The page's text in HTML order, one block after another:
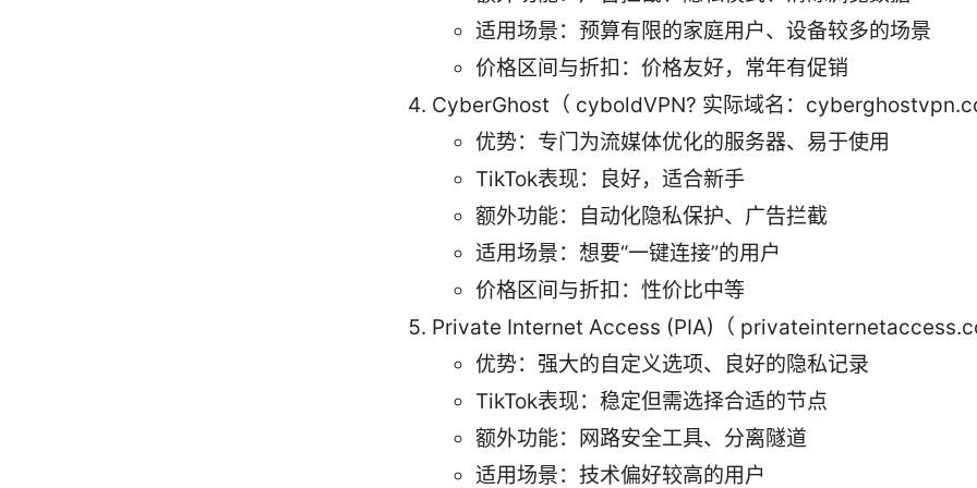
适用场景：预算有限的家庭用户、设备较多的场景
价格区间与折扣：价格友好，常年有促销
CyberGhost（ cyboldVPN? 实际域名：
优势：专门为流媒体优化的服务器、易于使用
TikTok表现：良好，适合新手
额外功能：自动化隐私保护、广告拦截
适用场景：想要“一键连接”的用户
价格区间与折扣：性价比中等
Private Internet Access (PIA)（
优势：强大的自定义选项、良好的隐私记录
TikTok表现：稳定但需选择合适的节点
额外功能：网路安全工具、分离隧道
适用场景：技术偏好较高的用户